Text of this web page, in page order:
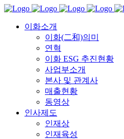
이화소개
이화(二和)의미
연혁
이화 ESG 추진현황
사업부소개
본사 및 관계사
매출현황
동영상
인사제도
인재상
인재육성